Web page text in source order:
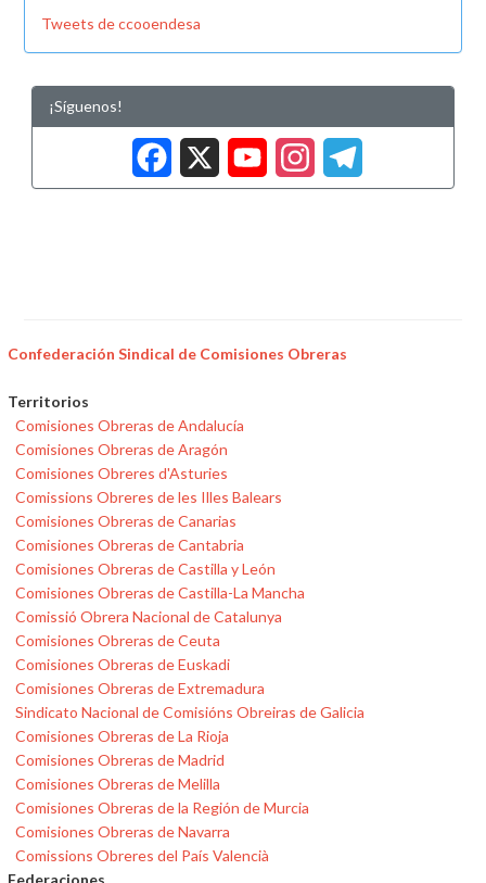
Tweets de ccooendesa
¡Síguenos!
Facebook
X
Confederación Sindical de Comisiones Obreras
Territorios
Comisiones Obreras de Andalucía
Comisiones Obreras de Aragón
Comisiones Obreres d'Asturies
Comissions Obreres de les Illes Balears
Comisiones Obreras de Canarias
Comisiones Obreras de Cantabria
Comisiones Obreras de Castilla y León
Comisiones Obreras de Castilla-La Mancha
Comissió Obrera Nacional de Catalunya
Comisiones Obreras de Ceuta
Comisiones Obreras de Euskadi
Comisiones Obreras de Extremadura
Sindicato Nacional de Comisións Obreiras de Galicia
Comisiones Obreras de La Rioja
Comisiones Obreras de Madrid
Comisiones Obreras de Melilla
Comisiones Obreras de la Región de Murcia
Comisiones Obreras de Navarra
Comissions Obreres del País Valencià
Federaciones